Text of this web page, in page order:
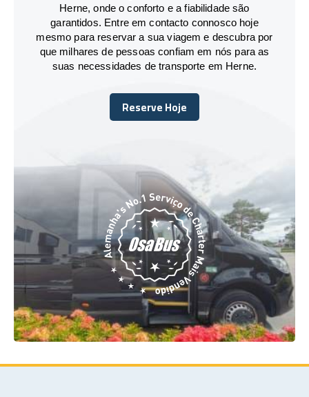
Herne, onde o conforto e a fiabilidade são
garantidos. Entre em contacto connosco hoje
mesmo para reservar a sua viagem e descubra por
que milhares de pessoas confiam em nós para as
suas necessidades de transporte em Herne.
Reserve Hoje
Reserve Hoje